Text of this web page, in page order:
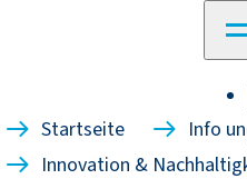
Startseite
Info
Innovation &